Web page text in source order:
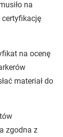
na
certyfikację
na ocenę
materiał do
zgodna z